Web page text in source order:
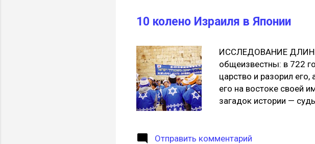
System SEGA
10 колено Израиля в Японии
ИССЛЕДОВАНИЕ
общеизвестны: в 722
царство и разорил его,
его на востоке своей
загадок истории —
народов? Ушли ли,
Отправить комментарий